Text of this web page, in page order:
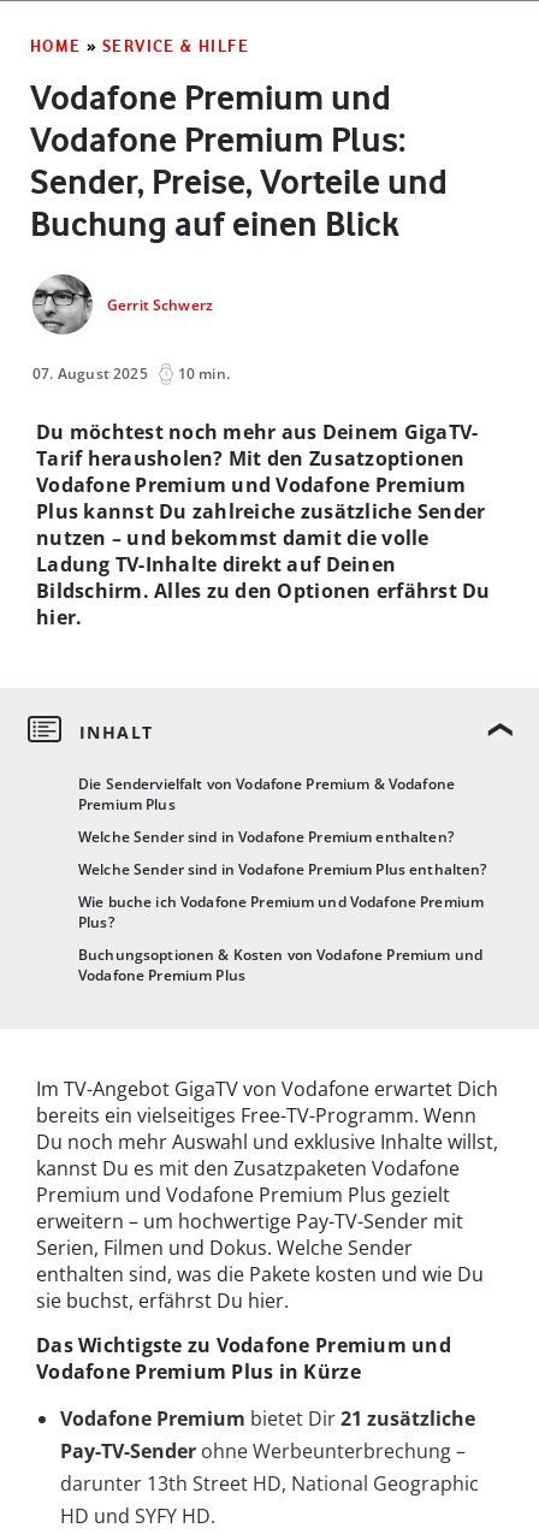
HOME » SERVICE & HILFE
Vodafone Premium und
Vodafone Premium Plus:
Sender, Preise, Vorteile und
Buchung auf einen Blick
Gerrit Schwerz
07. August 2025 10 min.
Die Sendervielfalt von Vodafone Premium & Vodafone
Premium Plus
Welche Sender sind in Vodafone Premium enthalten?
Welche Sender sind in Vodafone Premium Plus enthalten?
Wie buche ich Vodafone Premium und Vodafone Premium
Plus?
Buchungsoptionen & Kosten von Vodafone Premium und
Vodafone Premium Plus
Du möchtest noch mehr aus Deinem GigaTV-
Tarif herausholen? Mit den Zusatzoptionen
Vodafone Premium und Vodafone Premium
Plus kannst Du zahlreiche zusätzliche Sender
nutzen – und bekommst damit die volle
Ladung TV-Inhalte direkt auf Deinen
Bildschirm. Alles zu den Optionen erfährst Du
hier.
Im TV-Angebot GigaTV von Vodafone erwartet Dich
bereits ein vielseitiges Free-TV-Programm. Wenn
Du noch mehr Auswahl und exklusive Inhalte willst,
kannst Du es mit den Zusatzpaketen Vodafone
Premium und Vodafone Premium Plus gezielt
erweitern – um hochwertige Pay-TV-Sender mit
Serien, Filmen und Dokus. Welche Sender
enthalten sind, was die Pakete kosten und wie Du
sie buchst, erfährst Du hier.
Das Wichtigste zu Vodafone Premium und
Vodafone Premium Plus in Kürze
Vodafone Premium bietet Dir21 zusätzliche
Pay-TV-Sender ohne Werbeunterbrechung –
darunter 13th Street HD, National Geographic
HD und SYFY HD.